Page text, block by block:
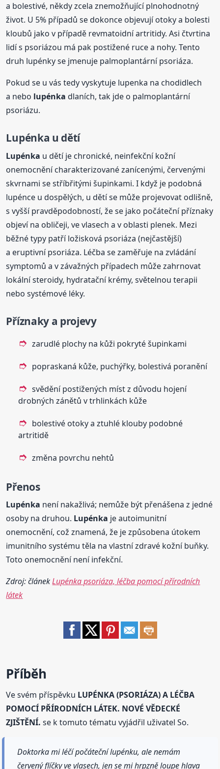
a bolestivé, někdy zcela znemožňující plnohodnotný
život. U 5% případů se dokonce objevují otoky a bolesti
kloubů jako v případě revmatoidní artritidy. Asi čtvrtina
lidí s psoriázou má pak postižené ruce a nohy. Tento
druh lupénky se jmenuje palmoplantární psoriáza.
Pokud se u vás tedy vyskytuje lupenka na chodidlech
a nebo lupénka dlaních, tak jde o palmoplantární
psoriázu.
Lupénka u dětí
Lupénka u dětí je chronické, neinfekční kožní
onemocnění charakterizované zanícenými, červenými
skvrnami se stříbřitými šupinkami. I když je podobná
lupénce u dospělých, u dětí se může projevovat odlišně,
s vyšší pravděpodobností, že se jako počáteční příznaky
objeví na obličeji, ve vlasech a v oblasti plenek. Mezi
běžné typy patří ložisková psoriáza (nejčastější)
a eruptivní psoriáza. Léčba se zaměřuje na zvládání
symptomů a v závažných případech může zahrnovat
lokální steroidy, hydratační krémy, světelnou terapii
nebo systémové léky.
Příznaky a projevy
zarudlé plochy na kůži pokryté šupinkami
popraskaná kůže, puchýřky, bolestivá poranění
svědění postižených míst z důvodu hojení
drobných zánětů v trhlinkách kůže
bolestivé otoky a ztuhlé klouby podobné
artritidě
změna povrchu nehtů
Přenos
Lupénka není nakažlivá; nemůže být přenášena z jedné
osoby na druhou. Lupénka je autoimunitní
onemocnění, což znamená, že je způsobena útokem
imunitního systému těla na vlastní zdravé kožní buňky.
Toto onemocnění není infekční.
Zdroj: článekLupénka psoriáza, léčba pomocí přírodních
látek
Příběh
Ve svém příspěvku LUPÉNKA (PSORIÁZA) A LÉČBA
POMOCÍ PŘÍRODNÍCH LÁTEK. NOVÉ VĚDECKÉ
ZJIŠTĚNÍ. se k tomuto tématu vyjádřil uživatel So.
Doktorka mi léčí počáteční lupénku, ale nemám
červený flíčky ve vlasech, jen se mi hrpzně loupe hlava